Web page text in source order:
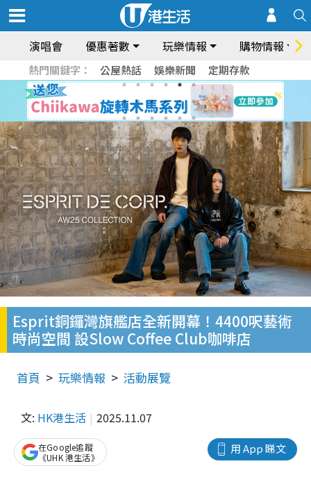
演唱會 優惠著數 玩樂情報 購物情報
熱門關鍵字： 公屋熱話 娛樂新聞 定期存款
Esprit銅鑼灣旗艦店全新開幕！4400呎藝術
時尚空間 設Slow Coffee Club咖啡店
首頁 玩樂情報 活動展覽
文: HK港生活 2025.11.07
用 App 睇文
在Google追蹤
《UHK 港生活》